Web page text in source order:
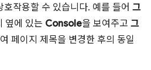
작용할 수 있습니다. 예를 들어 그
옆에 있는 Console을 보여주고 그
페이지 제목을 변경한 후의 동일